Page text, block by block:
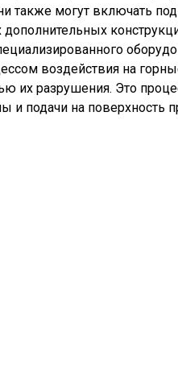
также могут включать
воздействия на
их разрушения. Это
и подачи на поверхность